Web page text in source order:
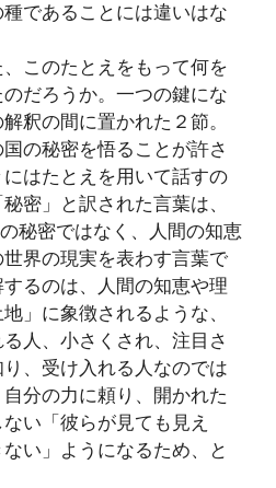
であることには違いはな
このたとえをもって何を
だろうか。一つの鍵にな
釈の間に置かれた２節。
国の秘密を悟ることが許さ
はたとえを用いて話すの
密」と訳された言葉は、
秘密ではなく、人間の知恵
界の現実を表わす言葉で
るのは、人間の知恵や理
」に象徴されるような、
人、小さくされ、注目さ
、受け入れる人なのでは
分の力に頼り、開かれた
い「彼らが見ても見え
い」ようになるため、と